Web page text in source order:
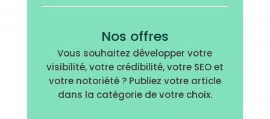
Nos offres
Vous souhaitez développer votre
visibilité, votre crédibilité, votre SEO et
votre notoriété ? Publiez votre article
dans la catégorie de votre choix.